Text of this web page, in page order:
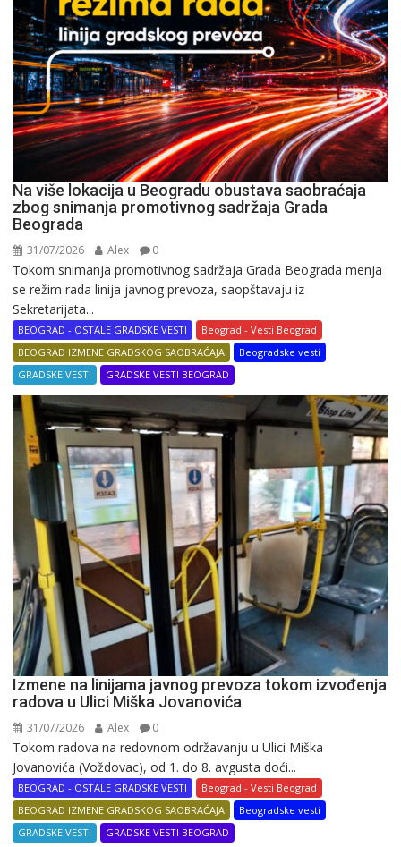
Na više lokacija u Beogradu obustava saobraćaja
zbog snimanja promotivnog sadržaja Grada
Beograda
31/07/2026 Alex 0
Tokom snimanja promotivnog sadržaja Grada Beograda menja
se režim rada linija javnog prevoza, saopštavaju iz
Sekretarijata...
BEOGRAD - OSTALE GRADSKE VESTI
Beograd - Vesti Beograd
BEOGRAD IZMENE GRADSKOG SAOBRAĆAJA
Beogradske vesti
GRADSKE VESTI
GRADSKE VESTI BEOGRAD
Izmene na linijama javnog prevoza tokom izvođenja
radova u Ulici Miška Jovanovića
31/07/2026 Alex 0
Tokom radova na redovnom održavanju u Ulici Miška
Jovanovića (Voždovac), od 1. do 8. avgusta doći...
BEOGRAD - OSTALE GRADSKE VESTI
Beograd - Vesti Beograd
BEOGRAD IZMENE GRADSKOG SAOBRAĆAJA
Beogradske vesti
GRADSKE VESTI
GRADSKE VESTI BEOGRAD